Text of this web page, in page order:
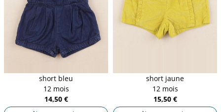
short bleu
12 mois
14,50 €
short jaune
12 mois
15,50 €